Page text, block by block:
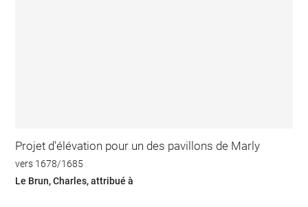
Projet d'élévation pour un des pavillons de Marly
vers 1678/1685
Le Brun, Charles, attribué à